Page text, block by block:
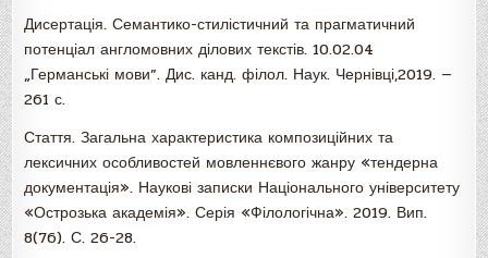
Дисертація. Семантико-стилістичний та прагматичний
потенціал англомовних ділових текстів. 10.02.04
„Германські мови”. Дис. канд. філол. Наук. Чернівці,2019. —
261 с.
Стаття. Загальна характеристика композиційних та
лексичних особливостей мовленнєвого жанру «тендерна
документація». Наукові записки Національного університету
«Острозька академія». Серія «Філологічна». 2019. Вип.
8(76). С. 26-28.